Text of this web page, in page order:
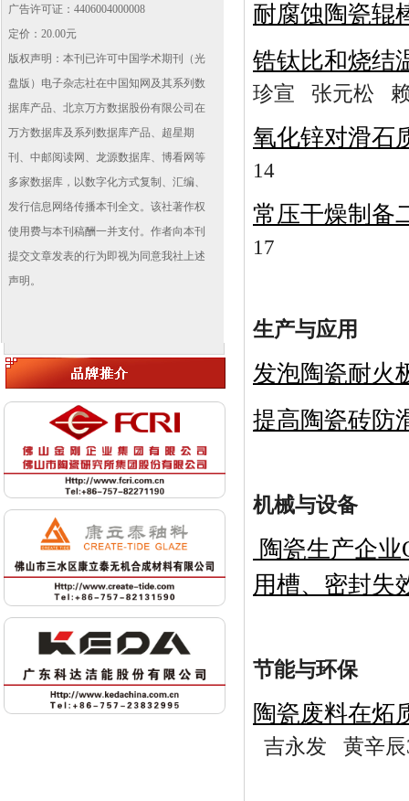
广告许可证：4406004000008
定价：20.00元
版权声明：本刊已许可中国学术期刊（光
盘版）电子杂志社在中国知网及其系列数
据库产品、北京万方数据股份有限公司在
万方数据库及系列数据库产品、超星期
刊、中邮阅读网、龙源数据库、博看网等
多家数据库，以数字化方式复制、汇编、
发行信息网络传播本刊全文。该社著作权
使用费与本刊稿酬一并支付。作者向本刊
提交文章发表的行为即视为同意我社上述
声明。
耐腐蚀陶瓷辊
锆钛比和烧结
珍宣 张元松
氧化锌对滑石
14
常压干燥制备
17
生产与应用
发泡陶瓷耐火
提高陶瓷砖防
机械与设备
陶瓷生产企
用槽、密封失
节能与环保
陶瓷废料在炻
吉永发 黄辛辰